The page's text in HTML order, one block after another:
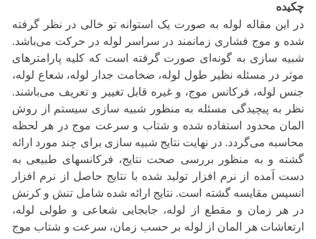
چکیده
در این مقاله لوله به صورت یک استوانه تو خالی در نظر گرفته
شده و موج فشاری زمانمند در سراسر لوله در حرکت می‌باشد.
شبیه سازی به گونه‌ای صورت گرفته است که کلیه پارامترهای
موثر در مسئله نظیر طول لوله، ضخامت جدار لوله، شعاع لوله،
جنس لوله، فرکانس موج، و غیره قابل تغییر و تعریف می‌باشند.
نظر به پیچیدگی مسئله به منظور شبیه سازی سیستم از روش
المان محدود استفاده شده و شتاب و سرعت موج در هر لحظه
محاسبه می‌گردد. در نهایت نتایج شبیه سازی برای چند مورد ارائه
گشته و به منظور بررسی صحت نتایج، فرکانسهای طبیعی به
دست آمده از نرم افزار تولید شده با نتایج حاصل از نرم افزار
انسیس مقایسه گشته است. نتایج ارائه شده شامل تنش و کرنش
در هر زمان و مقطع از لوله، جابجایی شعاعی و طولی لوله،
ارتعاشات هر المان از لوله بر حسب زمان، سرعت و شتاب موج